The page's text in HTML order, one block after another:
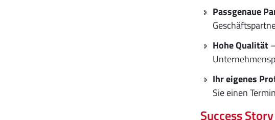
Passgenaue
Hohe Qualität
Ihr eigenes
Sie einen
Success Story